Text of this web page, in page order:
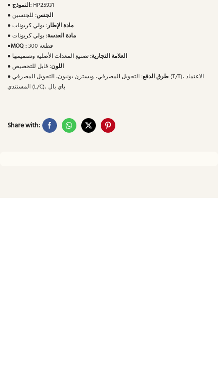
● النموذج: HP25931
●
الجنس: للجنسين
●
مادة الإطار:بولي كربونات
●
مادة العدسة:بولي كربونات
●MOQ :
300 قطعة
●
العلامة التجارية:تصنيع المعدات الأصلية وتصميمها
●
اللون: قابل للتخصيص
●
طرق الدفع:التحويل المصرفي، ويسترن يونيون، التحويل المصرفي (T/T)، الاعتماد
المستندي (L/C)، باي بال
Share with: